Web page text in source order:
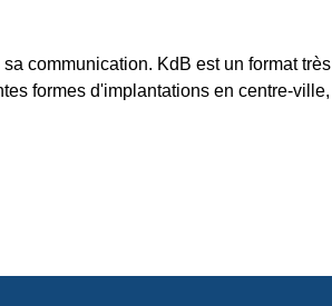
communication. KdB est un format très
formes d'implantations en centre-ville,